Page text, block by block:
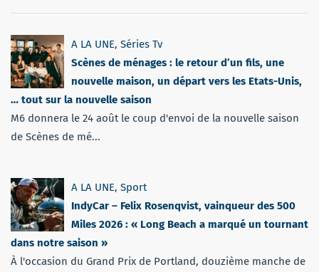
A LA UNE, Séries Tv
Scènes de ménages : le retour d’un fils, une
nouvelle maison, un départ vers les Etats-Unis,
… tout sur la nouvelle saison
M6 donnera le 24 août le coup d'envoi de la nouvelle saison
de Scènes de mé...
A LA UNE, Sport
IndyCar – Felix Rosenqvist, vainqueur des 500
Miles 2026 : « Long Beach a marqué un tournant
dans notre saison »
À l'occasion du Grand Prix de Portland, douzième manche de